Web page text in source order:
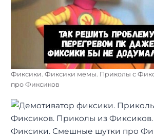
Фиксики. Фиксики мемы. Приколы с
про Фиксиков